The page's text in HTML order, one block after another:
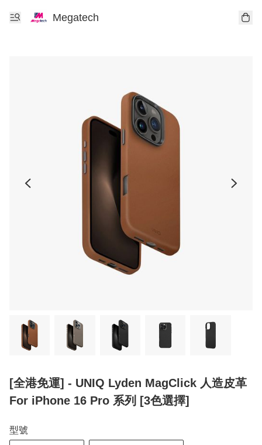
Megatech
[全港免運] - UNIQ Lyden MagClick 人造皮革
For iPhone 16 Pro 系列 [3色選擇]
型號